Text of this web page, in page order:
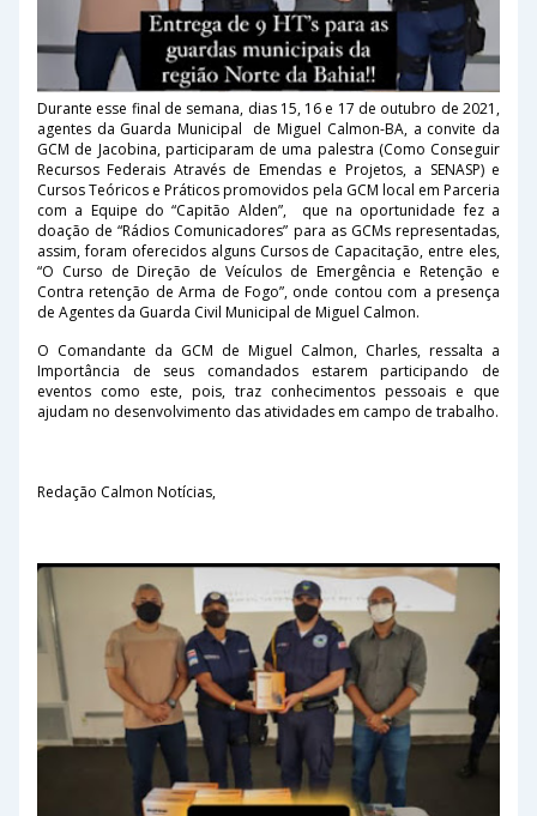
Durante esse final de semana, dias 15, 16 e 17 de outubro de 2021,
agentes da Guarda Municipal de Miguel Calmon-BA, a convite da
GCM de Jacobina, participaram de uma palestra (Como Conseguir
Recursos Federais Através de Emendas e Projetos, a SENASP) e
Cursos Teóricos e Práticos promovidos pela GCM local em Parceria
com a Equipe do “Capitão Alden”, que na oportunidade fez a
doação de “Rádios Comunicadores” para as GCMs representadas,
assim, foram oferecidos alguns Cursos de Capacitação, entre eles,
“O Curso de Direção de Veículos de Emergência e Retenção e
Contra retenção de Arma de Fogo”, onde contou com a presença
de Agentes da Guarda Civil Municipal de Miguel Calmon.
O Comandante da GCM de Miguel Calmon, Charles, ressalta a
Importância de seus comandados estarem participando de
eventos como este, pois, traz conhecimentos pessoais e que
ajudam no desenvolvimento das atividades em campo de trabalho.
Redação Calmon Notícias,